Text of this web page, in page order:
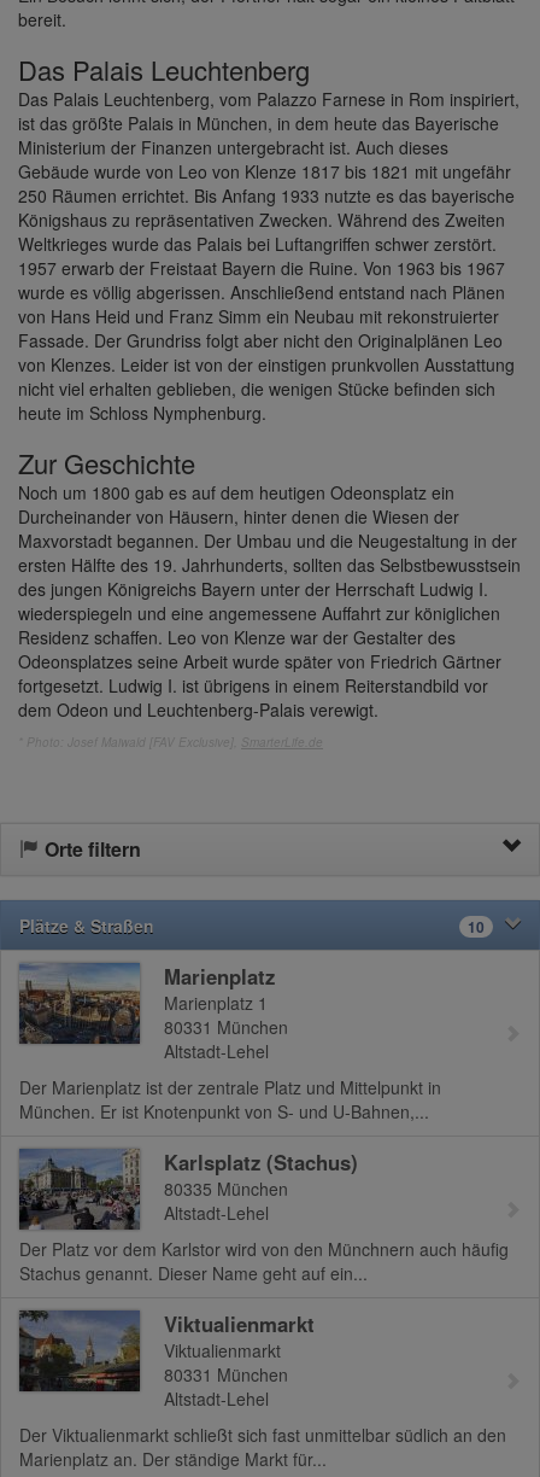
bereit.
Das Palais Leuchtenberg
Das Palais Leuchtenberg, vom Palazzo Farnese in Rom inspiriert,
ist das größte Palais in München, in dem heute das Bayerische
Ministerium der Finanzen untergebracht ist. Auch dieses
Gebäude wurde von Leo von Klenze 1817 bis 1821 mit ungefähr
250 Räumen errichtet. Bis Anfang 1933 nutzte es das bayerische
Königshaus zu repräsentativen Zwecken. Während des Zweiten
Weltkrieges wurde das Palais bei Luftangriffen schwer zerstört.
1957 erwarb der Freistaat Bayern die Ruine. Von 1963 bis 1967
wurde es völlig abgerissen. Anschließend entstand nach Plänen
von Hans Heid und Franz Simm ein Neubau mit rekonstruierter
Fassade. Der Grundriss folgt aber nicht den Originalplänen Leo
von Klenzes. Leider ist von der einstigen prunkvollen Ausstattung
nicht viel erhalten geblieben, die wenigen Stücke befinden sich
heute im Schloss Nymphenburg.
Zur Geschichte
Noch um 1800 gab es auf dem heutigen Odeonsplatz ein
Durcheinander von Häusern, hinter denen die Wiesen der
Maxvorstadt begannen. Der Umbau und die Neugestaltung in der
ersten Hälfte des 19. Jahrhunderts, sollten das Selbstbewusstsein
des jungen Königreichs Bayern unter der Herrschaft Ludwig I.
wiederspiegeln und eine angemessene Auffahrt zur königlichen
Residenz schaffen. Leo von Klenze war der Gestalter des
Odeonsplatzes seine Arbeit wurde später von Friedrich Gärtner
fortgesetzt. Ludwig I. ist übrigens in einem Reiterstandbild vor
dem Odeon und Leuchtenberg-Palais verewigt.
* Photo: Josef Maiwald [FAV Exclusive], SmarterLife.de
Orte filtern
Plätze & Straßen 10
Marienplatz
Marienplatz 1
80331 München
Altstadt-Lehel
Der Marienplatz ist der zentrale Platz und Mittelpunkt in
München. Er ist Knotenpunkt von S- und U-Bahnen,...
Karlsplatz (Stachus)
80335 München
Altstadt-Lehel
Der Platz vor dem Karlstor wird von den Münchnern auch häufig
Stachus genannt. Dieser Name geht auf ein...
Viktualienmarkt
Viktualienmarkt
80331 München
Altstadt-Lehel
Der Viktualienmarkt schließt sich fast unmittelbar südlich an den
Marienplatz an. Der ständige Markt für...